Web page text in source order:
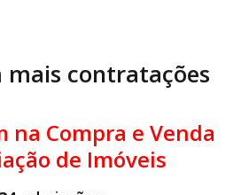
mais contratações
na Compra e Venda
de Imóveis